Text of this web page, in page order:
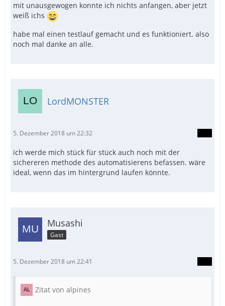
mit unausgewogen konnte ich nichts anfangen, aber jetzt
weiß ichs
habe mal einen testlauf gemacht und es funktioniert. also
noch mal danke an alle.
LordMONSTER
5. Dezember 2018 um 22:32
ich werde mich stück für stück auch noch mit der
sichereren methode des automatisierens befassen. wäre
ideal, wenn das im hintergrund laufen könnte.
Musashi
Gast
5. Dezember 2018 um 22:41
Zitat von alpines